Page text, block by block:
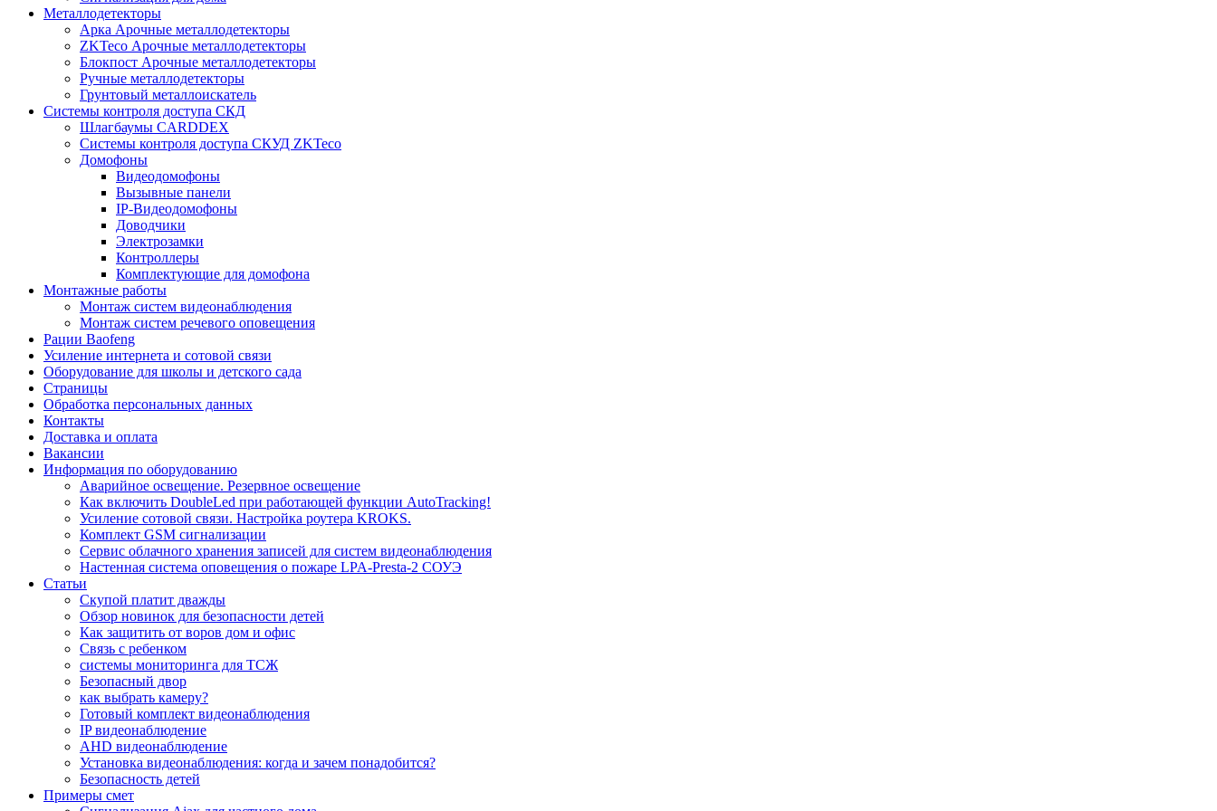
Металлодетекторы
Арка Арочные металлодетекторы
ZKTeco Арочные металлодетекторы
Блокпост Арочные металлодетекторы
Ручные металлодетекторы
Грунтовый металлоискатель
Системы контроля доступа СКД
Шлагбаумы CARDDEX
Системы контроля доступа СКУД ZKTeco
Домофоны
Видеодомофоны
Вызывные панели
IP-Видеодомофоны
Доводчики
Электрозамки
Контроллеры
Комплектующие для домофона
Монтажные работы
Монтаж систем видеонаблюдения
Монтаж систем речевого оповещения
Рации Baofeng
Усиление интернета и сотовой связи
Оборудование для школы и детского сада
Страницы
Обработка персональных данных
Контакты
Доставка и оплата
Вакансии
Информация по оборудованию
Аварийное освещение. Резервное освещение
Как включить DoubleLed при работающей функции AutoTracking!
Усиление сотовой связи. Настройка роутера KROKS.
Комплект GSM сигнализации
Сервис облачного хранения записей для систем видеонаблюдения
Настенная система оповещения о пожаре LPA-Presta-2 СОУЭ
Статьи
Скупой платит дважды
Обзор новинок для безопасности детей
Как защитить от воров дом и офис
Связь с ребенком
системы мониторинга для ТСЖ
Безопасный двор
как выбрать камеру?
Готовый комплект видеонаблюдения
IP видеонаблюдение
AHD видеонаблюдение
Установка видеонаблюдения: когда и зачем понадобится?
Безопасность детей
Примеры смет